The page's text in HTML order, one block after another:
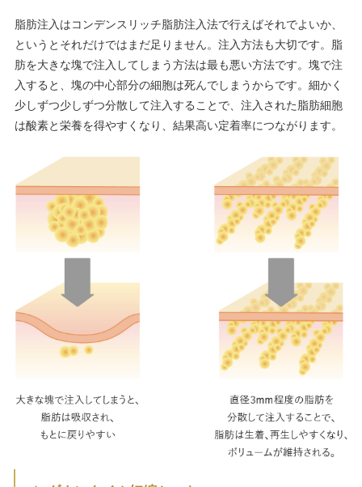
脂肪注入はコンデンスリッチ脂肪注入法で行えばそれでよいか、
というとそれだけではまだ足りません。注入方法も大切です。脂
肪を大きな塊で注入してしまう方法は最も悪い方法です。塊で注
入すると、塊の中心部分の細胞は死んでしまうからです。細かく
少しずつ少しずつ分散して注入することで、注入された脂肪細胞
は酸素と栄養を得やすくなり、結果高い定着率につながります。